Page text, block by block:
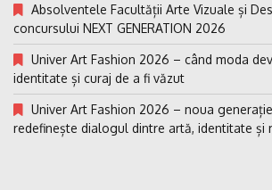
Absolventele Facultății Arte Vizuale și
concursului NEXT GENERATION 2026
Univer Art Fashion 2026 – când moda
identitate și curaj de a fi văzut
Univer Art Fashion 2026 – noua
redefinește dialogul dintre artă, identitate și